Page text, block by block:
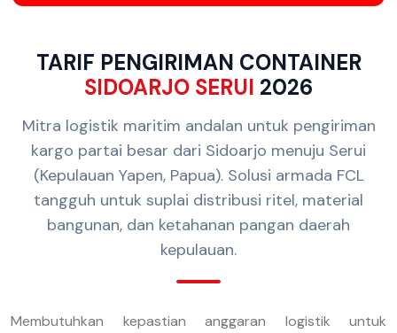
TARIF PENGIRIMAN CONTAINER
SIDOARJO SERUI 2026
Mitra logistik maritim andalan untuk pengiriman
kargo partai besar dari Sidoarjo menuju Serui
(Kepulauan Yapen, Papua). Solusi armada FCL
tangguh untuk suplai distribusi ritel, material
bangunan, dan ketahanan pangan daerah
kepulauan.
Membutuhkan kepastian anggaran logistik untuk